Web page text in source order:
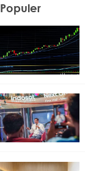
Populer